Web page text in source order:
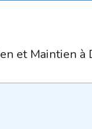
et Maintien